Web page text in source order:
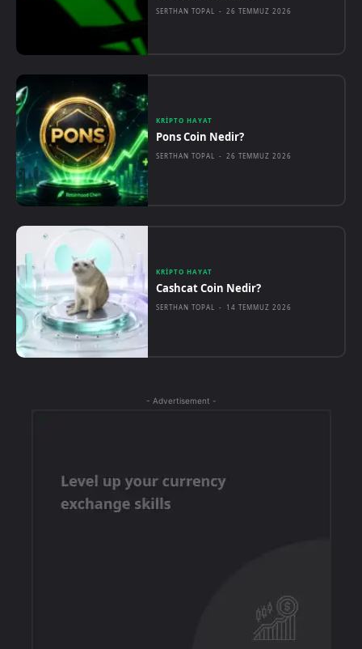
SERTHAN TOPAL - 26 TEMMUZ 2026
KRIPTO HAYAT
Pons Coin Nedir?
SERTHAN TOPAL - 26 TEMMUZ 2026
KRIPTO HAYAT
Cashcat Coin Nedir?
SERTHAN TOPAL - 14 TEMMUZ 2026
- Advertisement -